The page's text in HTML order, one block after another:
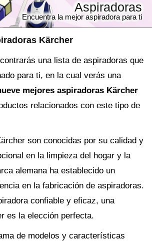
Kärcher
Aspiradoras
Encuentra la mejor aspiradora para ti
una lista de aspiradoras que
para ti, en la cual verás una
mejores aspiradoras Kärcher
relacionados con este tipo de
son conocidas por su calidad y
en la limpieza del hogar y la
alemana ha establecido un
en la fabricación de aspiradoras.
confiable y eficaz, una
es la elección perfecta.
de modelos y características